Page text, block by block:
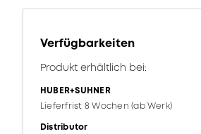
Verfügbarkeiten
Produkt erhältlich bei:
HUBER+SUHNER
Lieferfrist 8 Wochen (ab Werk)
Distributor